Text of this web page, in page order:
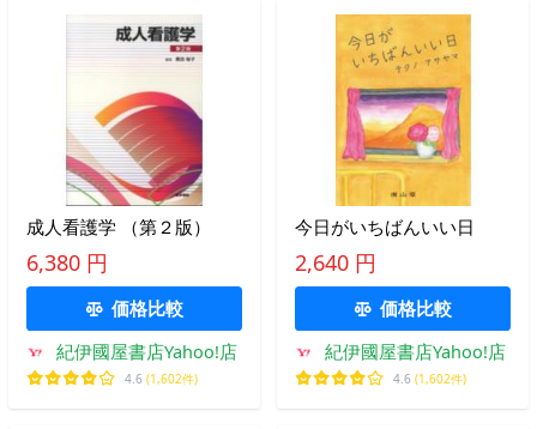
成人看護学 （第２版）
6,380 円
価格比較
紀伊國屋書店Yahoo!店
4.6 (1,602件)
今日がいちばんいい日
2,640 円
価格比較
紀伊國屋書店Yahoo!店
4.6 (1,602件)